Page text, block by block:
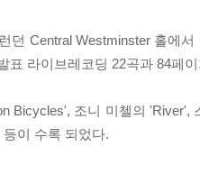
던 Central Westminster 홀에
표 라이브레코딩 22곡과 84페
Bicycles', 조니 미첼의 'River',
이 수록 되었다.